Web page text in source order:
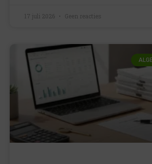
17 juli 2026 Geen reacties